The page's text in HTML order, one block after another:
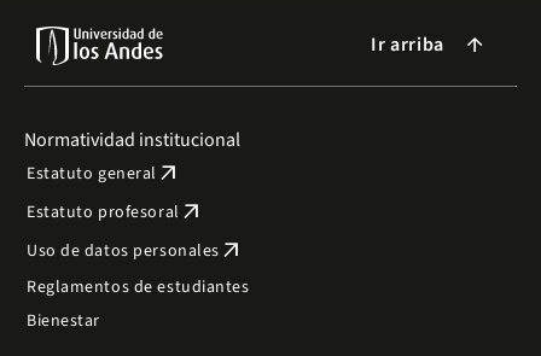
Ir arriba arrow_forward
Normatividad institucional
Estatuto general arrow_outward
Estatuto profesoral arrow_outward
Uso de datos personales arrow_outward
Reglamentos de estudiantes
Bienestar